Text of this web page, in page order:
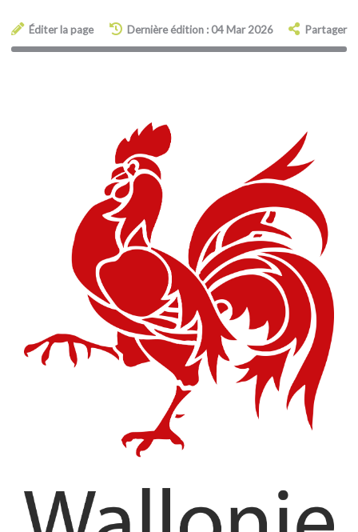
Éditer la page Dernière édition : 04 Mar 2026 Partager